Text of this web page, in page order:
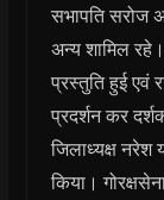
सभापति सरोज
अन्य शामिल
प्रस्तुति हुई एवं
प्रदर्शन कर
जिलाध्यक्ष
किया।